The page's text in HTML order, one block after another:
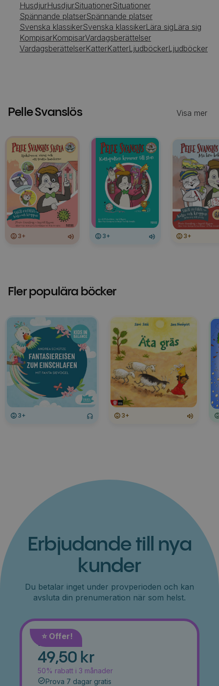
HusdjurHusdjurSituationerSituationer
Spännande platserSpännande platser
Svenska klassikerSvenska klassikerLära sigLära sig
KompisarKompisarVardagsberättelser
VardagsberättelserKatterKatterLjudböckerLjudböcker
Pelle Svanslös Visa mer
3+ 3+ 3+
Fler populära böcker
3+ 3+
Erbjudande till nya
kunder
Du betalar inget under provperioden och kan
avsluta din prenumeration när som helst.
⭐️ Offer!
Månad
49,50 kr
50% rabatt i 3 månader
Prova 7 dagar gratis